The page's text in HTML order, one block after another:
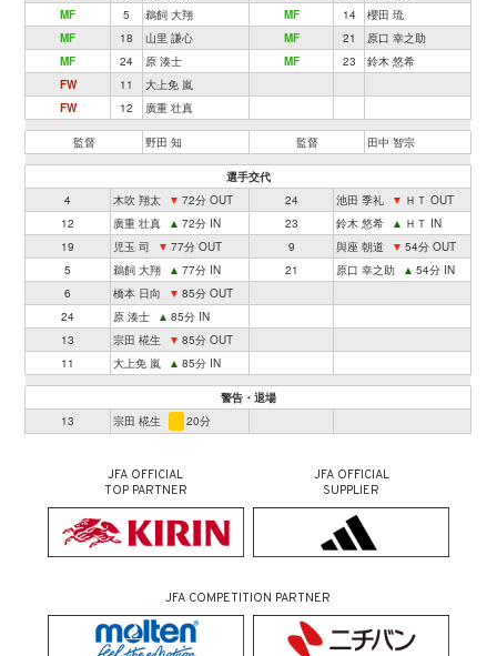
MF
5 鵜飼 大翔 MF 14
櫻田 琉
MF
18 山里 謙心 MF 21
原口 幸之助
MF
24 原 湊士 MF 23
鈴木 悠希
FW
11
大上免 嵐
FW
12 廣重 壮真
監督 野田 知 監督 田中 智宗
選手交代
4
木吹 翔太 ▼ 72分 OUT 24 池田 季礼 ▼ ＨＴ OUT
12
廣重 壮真 ▲ 72分 IN 23 鈴木 悠希 ▲ ＨＴ IN
19
児玉 司 ▼ 77分 OUT 9 與座 朝道 ▼ 54分 OUT
5
鵜飼 大翔 ▲ 77分 IN 21 原口 幸之助 ▲ 54分 IN
6
橋本 日向 ▼ 85分 OUT
24
原 湊士 ▲ 85分 IN
13
宗田 椛生 ▼ 85分 OUT
11
大上免 嵐 ▲ 85分 IN
警告・退場
13
宗田 椛生 20分
JFA OFFICIAL
TOP PARTNER
JFA OFFICIAL
SUPPLIER
JFA COMPETITION PARTNER